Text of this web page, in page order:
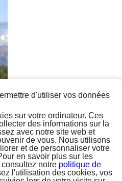
d'utiliser vos données
sur votre ordinateur. Ces
des informations sur la
avec notre site web et
de vous. Nous utilisons
et de personnaliser votre
en savoir plus sur les
notre politique de
l'utilisation des cookies, vos